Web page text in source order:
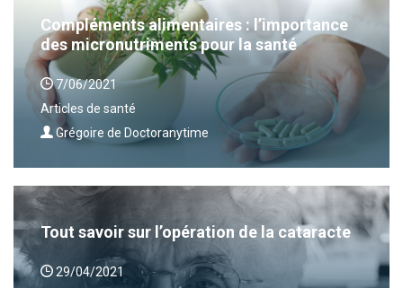
Compléments alimentaires : l’importance
des micronutriments pour la santé
7/06/2021
Articles de santé
Grégoire de Doctoranytime
Tout savoir sur l’opération de la cataracte
29/04/2021